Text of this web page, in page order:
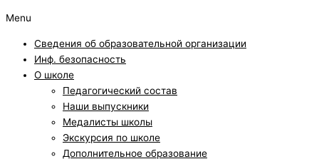
Menu
Сведения об образовательной организации
Инф. безопасность
О школе
Педагогический состав
Наши выпускники
Медалисты школы
Экскурсия по школе
Дополнительное образование